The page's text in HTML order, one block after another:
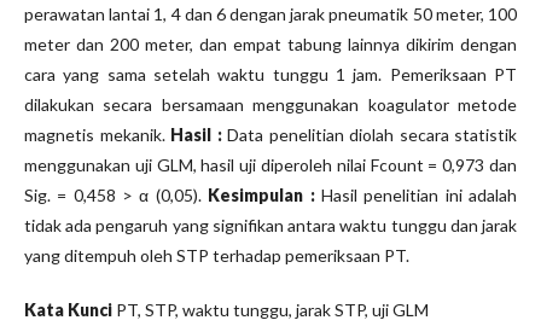
perawatan lantai 1, 4 dan 6 dengan jarak pneumatik 50 meter, 100
meter dan 200 meter, dan empat tabung lainnya dikirim dengan
cara yang sama setelah waktu tunggu 1 jam. Pemeriksaan PT
dilakukan secara bersamaan menggunakan koagulator metode
magnetis mekanik. Hasil : Data penelitian diolah secara statistik
menggunakan uji GLM, hasil uji diperoleh nilai Fcount = 0,973 dan
Sig. = 0,458 > α (0,05). Kesimpulan : Hasil penelitian ini adalah
tidak ada pengaruh yang signifikan antara waktu tunggu dan jarak
yang ditempuh oleh STP terhadap pemeriksaan PT.
Kata Kunci PT, STP, waktu tunggu, jarak STP, uji GLM